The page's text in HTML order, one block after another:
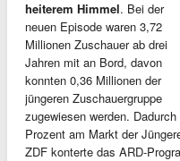
heiterem Himmel. Bei der
neuen Episode waren 3,72
Millionen Zuschauer ab drei
Jahren mit an Bord, davon
konnten 0,36 Millionen der
jüngeren Zuschauergruppe
zugewiesen werden.
Prozent am Markt der
ZDF konterte das ARD-